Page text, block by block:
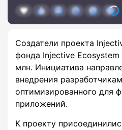
Создатели проекта
фонда Injective Ecosystem
млн. Инициатива
внедрения
оптимизированного для
приложений.
К проекту